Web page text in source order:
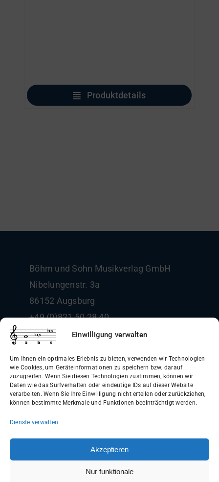
Einwilligung verwalten
Um Ihnen ein optimales Erlebnis zu bieten, verwenden wir Technologien
wie Cookies, um Geräteinformationen zu speichern bzw. darauf
zuzugreifen. Wenn Sie diesen Technologien zustimmen, können wir
Daten wie das Surfverhalten oder eindeutige IDs auf dieser Website
verarbeiten. Wenn Sie Ihre Einwilligung nicht erteilen oder zurückziehen,
können bestimmte Merkmale und Funktionen beeinträchtigt werden.
Dienste verwalten
Akzeptieren
Nur funktionale
Produktdetails
Böhm und Sohn Musikverlag GmbH
Nibelungenstr. 3a
86152 Augsburg
+49 (0)821 50 28 40
info@boehm-und-sohn.de
Allgemeine Geschäftsbedingungen
Datenschutzerklärung
Widerrufsbelehrung
Versandinformationen